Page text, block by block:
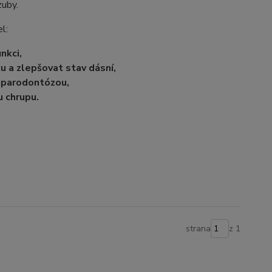
a zlepšovat stav dásní,
chrupu.
strana z 1